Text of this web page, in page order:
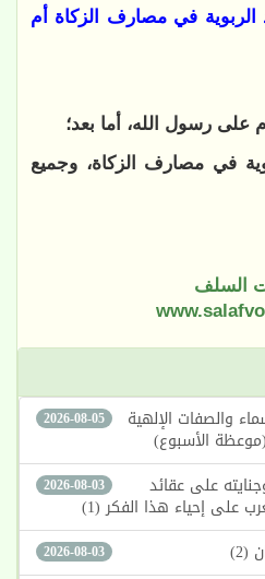
الربوية في مصارف الزكاة أم
على رسول الله، أما بعد؛
في مصارف الزكاة، وجميع
السلف
2026-08-05 والصفات الإلهية
2026-08-03 على عقائد
2026-08-03 (2)